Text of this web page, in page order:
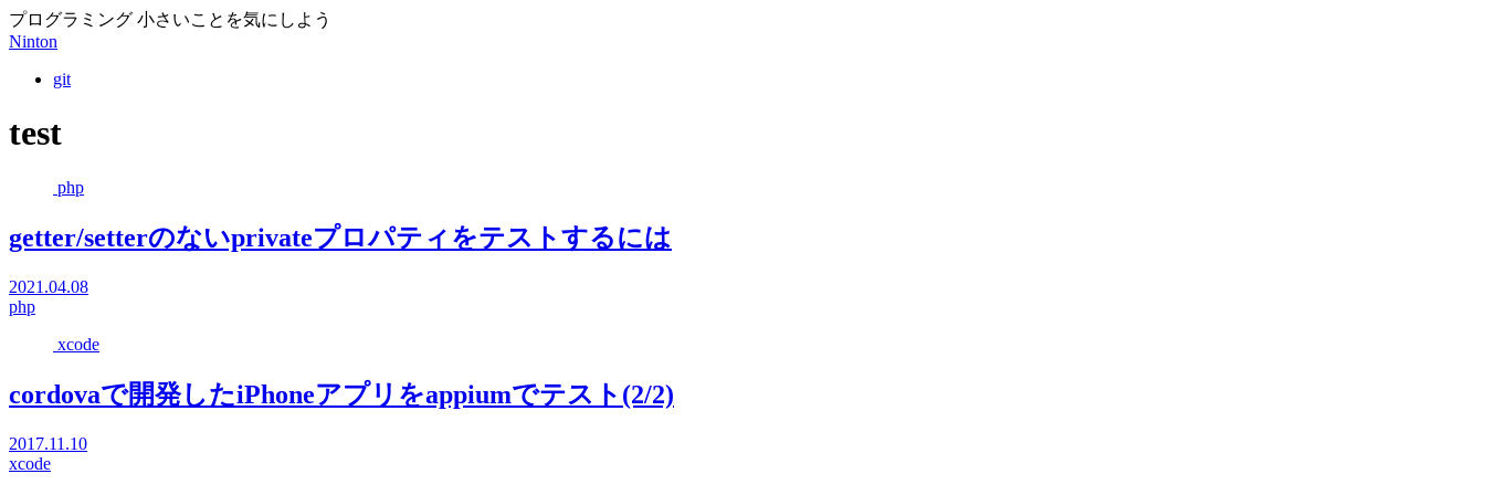
プログラミング 小さいことを気にしよう
Ninton
git
test
php
getter/setterのないprivateプロパティをテストするには
2021.04.08
php
xcode
cordovaで開発したiPhoneアプリをappiumでテスト(2/2)
2017.11.10
xcode